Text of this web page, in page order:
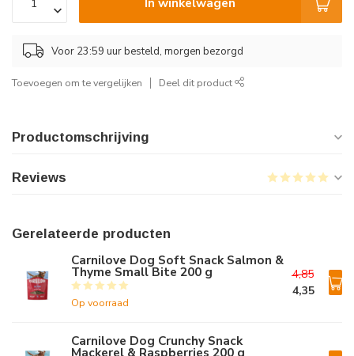
Voor 23:59 uur besteld, morgen bezorgd
Toevoegen om te vergelijken Deel dit product
Productomschrijving
Reviews
Gerelateerde producten
Carnilove Dog Soft Snack Salmon &
Thyme Small Bite 200 g
Op voorraad
4,85
4,35
Carnilove Dog Crunchy Snack
Mackerel & Raspberries 200 g